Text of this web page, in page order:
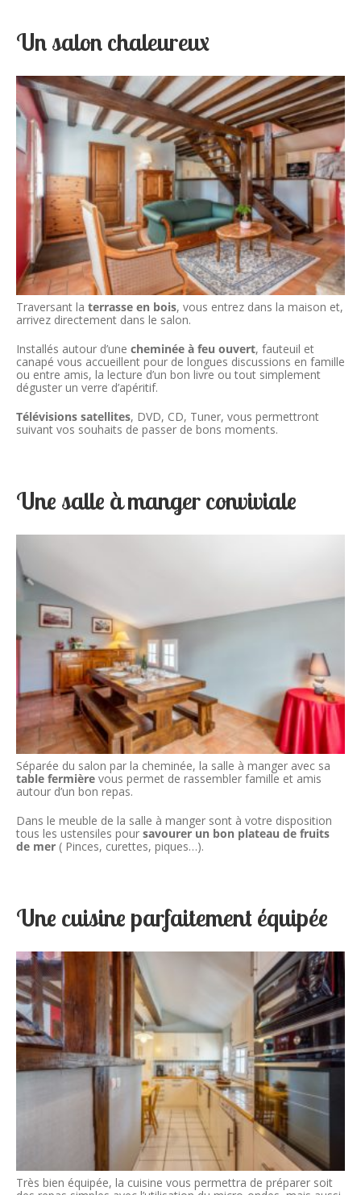
Un salon chaleureux
Traversant la terrasse en bois, vous entrez dans la maison et,
arrivez directement dans le salon.
Installés autour d’une cheminée à feu ouvert, fauteuil et
canapé vous accueillent pour de longues discussions en famille
ou entre amis, la lecture d’un bon livre ou tout simplement
déguster un verre d’apéritif.
Télévisions satellites, DVD, CD, Tuner, vous permettront
suivant vos souhaits de passer de bons moments.
Une salle à manger conviviale
Séparée du salon par la cheminée, la salle à manger avec sa
table fermière vous permet de rassembler famille et amis
autour d’un bon repas.
Dans le meuble de la salle à manger sont à votre disposition
tous les ustensiles pour savourer un bon plateau de fruits
de mer ( Pinces, curettes, piques…).
Une cuisine parfaitement équipée
Très bien équipée, la cuisine vous permettra de préparer soit